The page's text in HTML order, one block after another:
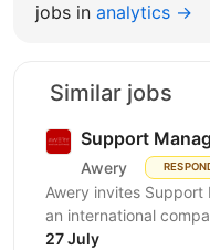
jobs in analytics →
Similar jobs
Support
Awery
Awery invites Support
an international
launching IT solutions
27 July